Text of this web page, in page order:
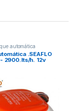
automática
.SEAFLO
2900.lts/h. 12v